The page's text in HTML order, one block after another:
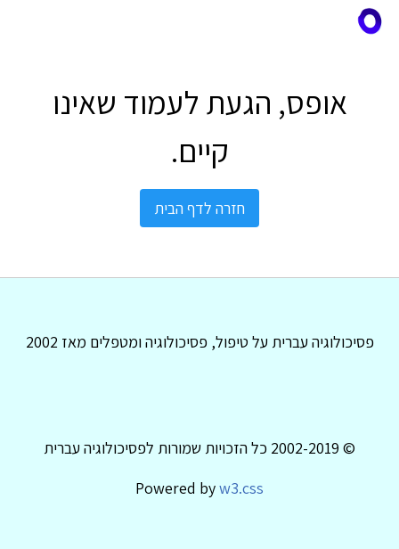
אופס, הגעת לעמוד שאינו
קיים.
חזרה לדף הבית
פסיכולוגיה עברית על טיפול, פסיכולוגיה ומטפלים מאז 2002
© 2002-2019 כל הזכויות שמורות לפסיכולוגיה עברית
Powered byw3.css